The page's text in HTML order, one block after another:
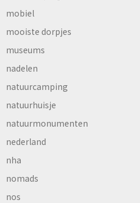
mobiel
mooiste dorpjes
museums
nadelen
natuurcamping
natuurhuisje
natuurmonumenten
nederland
nha
nomads
nos